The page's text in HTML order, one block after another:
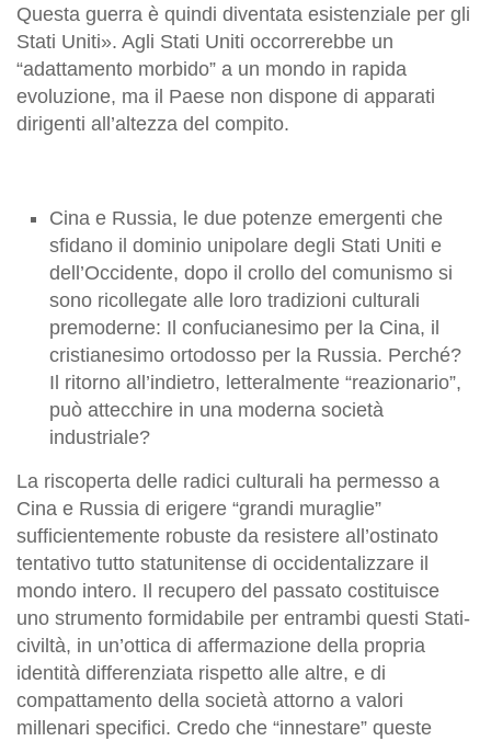
Questa guerra è quindi diventata esistenziale per gli
Stati Uniti». Agli Stati Uniti occorrerebbe un
“adattamento morbido” a un mondo in rapida
evoluzione, ma il Paese non dispone di apparati
dirigenti all’altezza del compito.
Cina e Russia, le due potenze emergenti che
sfidano il dominio unipolare degli Stati Uniti e
dell’Occidente, dopo il crollo del comunismo si
sono ricollegate alle loro tradizioni culturali
premoderne: Il confucianesimo per la Cina, il
cristianesimo ortodosso per la Russia. Perché?
Il ritorno all’indietro, letteralmente “reazionario”,
può attecchire in una moderna società
industriale?
La riscoperta delle radici culturali ha permesso a
Cina e Russia di erigere “grandi muraglie”
sufficientemente robuste da resistere all’ostinato
tentativo tutto statunitense di occidentalizzare il
mondo intero. Il recupero del passato costituisce
uno strumento formidabile per entrambi questi Stati-
civiltà, in un’ottica di affermazione della propria
identità differenziata rispetto alle altre, e di
compattamento della società attorno a valori
millenari specifici. Credo che “innestare” queste